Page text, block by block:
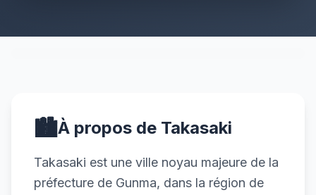
🏙️À propos de Takasaki
Takasaki est une ville noyau majeure de la
préfecture de Gunma, dans la région de